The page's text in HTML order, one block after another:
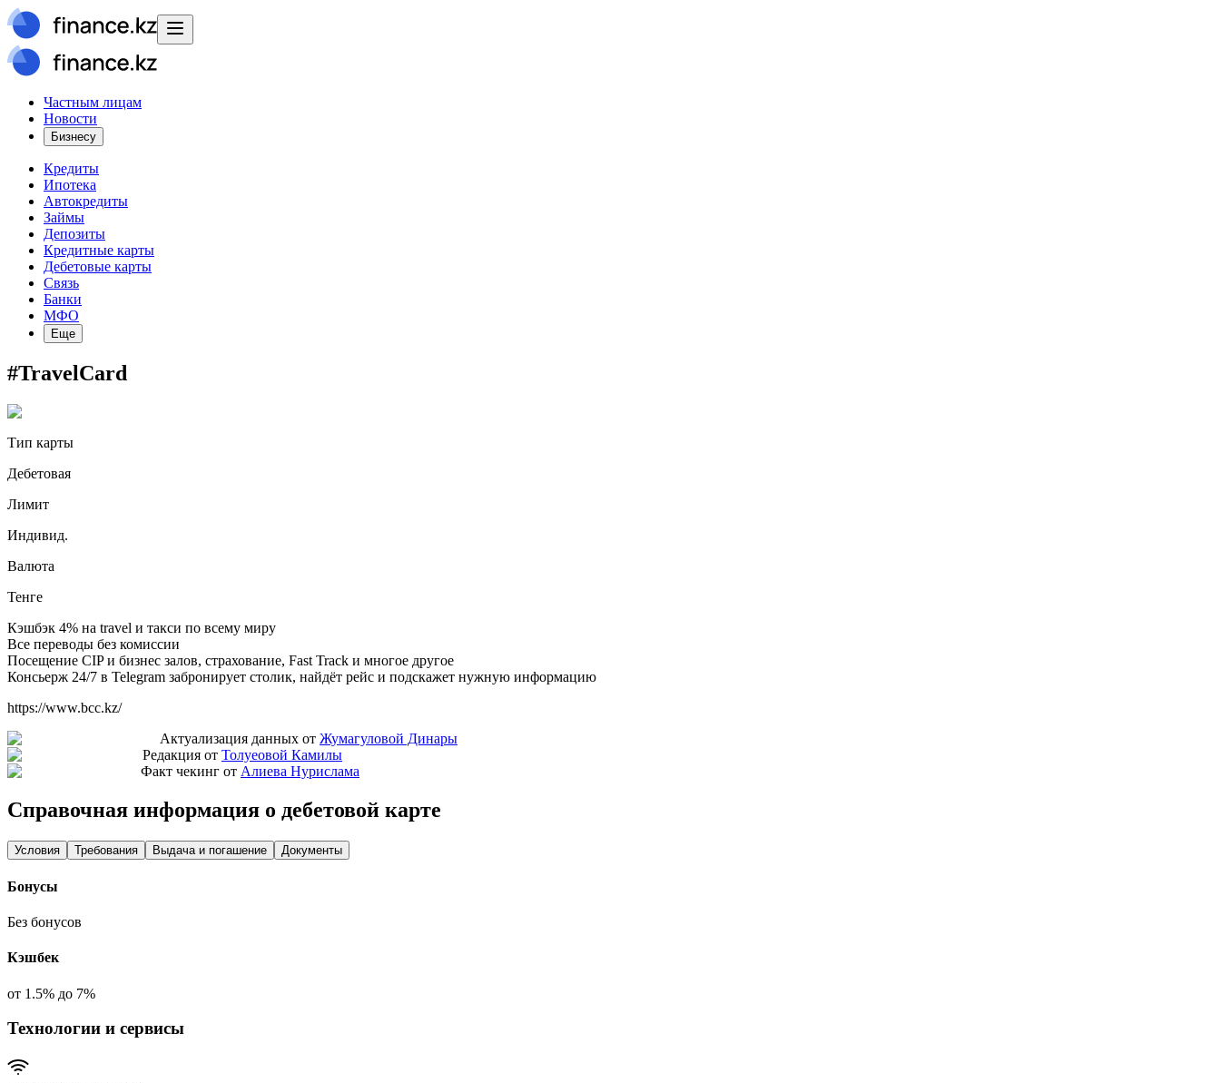
Частным лицам
Новости
Бизнесу
Кредиты
Ипотека
Автокредиты
Займы
Депозиты
Кредитные карты
Дебетовые карты
Связь
Банки
МФО
Еще
#TravelCard
Тип карты
Дебетовая
Лимит
Индивид.
Валюта
Тенге
Кэшбэк 4% на travel и такси по всему миру
Все переводы без комиссии
Посещение CIP и бизнес залов, страхование, Fast Track и многое другое
Консьерж 24/7 в Telegram забронирует столик, найдёт рейс и подскажет нужную информацию
https://www.bcc.kz/
Актуализация данных от Жумагуловой Динары
Редакция от Толуеовой Камилы
Факт чекинг от Алиева Нурислама
Справочная информация о дебетовой карте
Условия Требования Выдача и погашение Документы
Бонусы
Без бонусов
Кэшбек
от 1.5% до 7%
Технологии и сервисы